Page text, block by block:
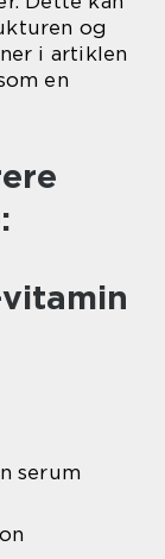
og
i artiklen
en
serum